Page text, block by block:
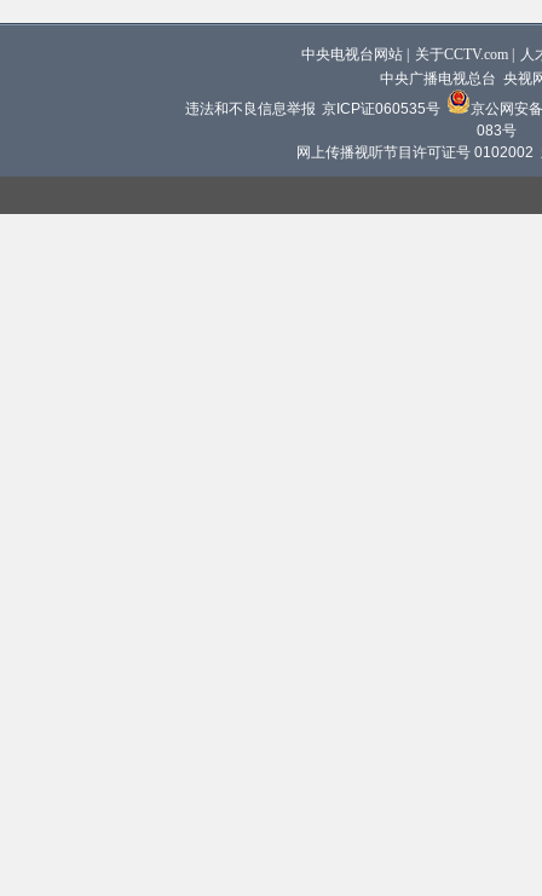
中央电视台网站 关于CCTV.com
人
中央广播电视总台 央视
违法和不良信息举报 京ICP证060535号
京公网安
083号
网上传播视听节目许可证号